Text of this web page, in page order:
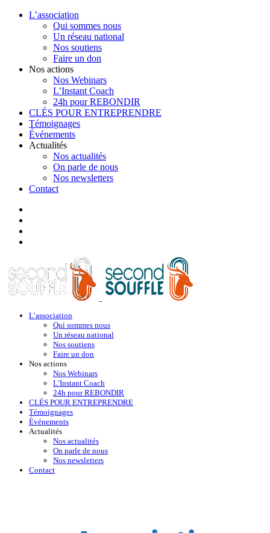
L’association
Qui sommes nous
Un réseau national
Nos soutiens
Faire un don
Nos actions
Nos Webinars
L’Instant Coach
24h pour REBONDIR
CLÉS POUR ENTREPRENDRE
Témoignages
Événements
Actualités
Nos actualités
On parle de nous
Nos newsletters
Contact
L’association
Qui sommes nous
Un réseau national
Nos soutiens
Faire un don
Nos actions
Nos Webinars
L’Instant Coach
24h pour REBONDIR
CLÉS POUR ENTREPRENDRE
Témoignages
Événements
Actualités
Nos actualités
On parle de nous
Nos newsletters
Contact